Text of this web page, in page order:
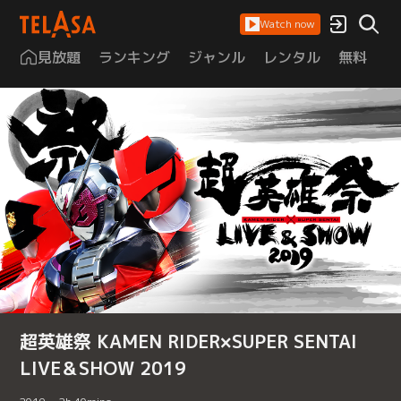
Watch now
見放題 ランキング ジャンル レンタル 無料
超英雄祭 KAMEN RIDER×SUPER SENTAI
LIVE＆SHOW 2019